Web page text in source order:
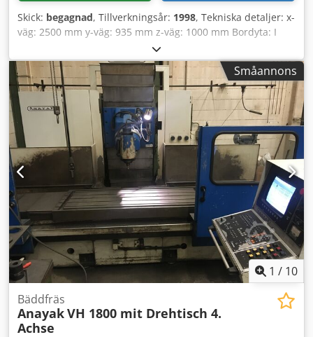
Skick: begagnad, Tillverkningsår: 1998, Tekniska detaljer: x-
väg: 2500 mm y-väg: 935 mm z-väg: 1000 mm Bordyta: I
1615 x 800 mm Bordyta: II 800 x 800 mm
Spindelupptagning ISO: 50 Spindelvarvtalsområde: 60 -
3000 varv/min Matningshastighet: 1 - 3000 mm/min
Snabbgångshastighet: 10 m/min Totalt effektbehov: 45 kW
Maskinvikt ca.: 18,5 t Platsbehov ca.: 5 x 5 x 4 m med CNC-
styrning HEIDENHAIN TNC 426 Universalfräshuvud - C-axel
automatisk horisontell-vertikal - mellanlägen manuellt
justerbara Cjdpfx Aszc I Ndog Uoha Bord II utförd som B-
axel (roterande bord) Kylmedelsanordning och
spåntransportör
Småannons
1 / 10
Bäddfräs
AnayakVH 1800 mit Drehtisch 4.
Achse